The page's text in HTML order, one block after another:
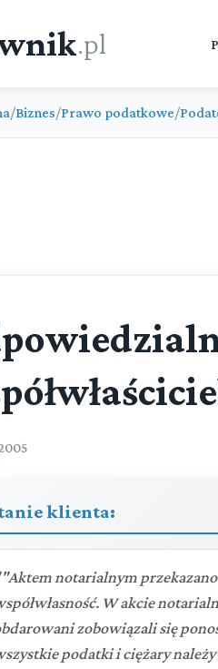
.pl
/Biznes/Prawo podatkowe/
klienta:
notarialnym
W akcie
zobowiązali się
podatki i ciężary